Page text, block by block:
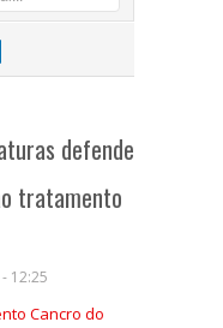
defende
tratamento
12:25
Cancro do